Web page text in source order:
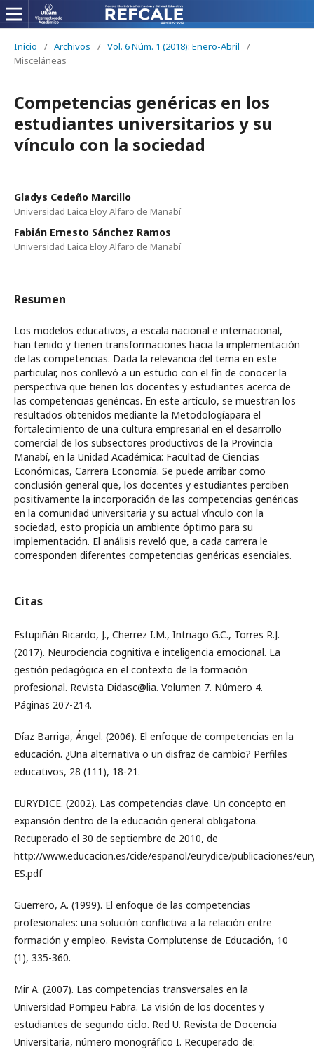
Inicio / Archivos / Vol. 6 Núm. 1 (2018): Enero-Abril
/
Misceláneas
Competencias genéricas en los
estudiantes universitarios y su
vínculo con la sociedad
Gladys Cedeño Marcillo
Universidad Laica Eloy Alfaro de Manabí
Fabián Ernesto Sánchez Ramos
Universidad Laica Eloy Alfaro de Manabí
Resumen
Los modelos educativos, a escala nacional e internacional,
han tenido y tienen transformaciones hacia la implementación
de las competencias. Dada la relevancia del tema en este
particular, nos conllevó a un estudio con el fin de conocer la
perspectiva que tienen los docentes y estudiantes acerca de
las competencias genéricas. En este artículo, se muestran los
resultados obtenidos mediante la Metodologíapara el
fortalecimiento de una cultura empresarial en el desarrollo
comercial de los subsectores productivos de la Provincia
Manabí, en la Unidad Académica: Facultad de Ciencias
Económicas, Carrera Economía. Se puede arribar como
conclusión general que, los docentes y estudiantes perciben
positivamente la incorporación de las competencias genéricas
en la comunidad universitaria y su actual vínculo con la
sociedad, esto propicia un ambiente óptimo para su
implementación. El análisis reveló que, a cada carrera le
corresponden diferentes competencias genéricas esenciales.
Citas
Estupiñán Ricardo, J., Cherrez I.M., Intriago G.C., Torres R.J.
(2017). Neurociencia cognitiva e inteligencia emocional. La
gestión pedagógica en el contexto de la formación
profesional. Revista Didasc@lia. Volumen 7. Número 4.
Páginas 207-214.
Díaz Barriga, Ángel. (2006). El enfoque de competencias en la
educación. ¿Una alternativa o un disfraz de cambio? Perfiles
educativos, 28 (111), 18-21.
EURYDICE. (2002). Las competencias clave. Un concepto en
expansión dentro de la educación general obligatoria.
Recuperado el 30 de septiembre de 2010, de
http://www.educacion.es/cide/espanol/eurydice/publicaciones/
ES.pdf
Guerrero, A. (1999). El enfoque de las competencias
profesionales: una solución conflictiva a la relación entre
formación y empleo. Revista Complutense de Educación, 10
(1), 335-360.
Mir A. (2007). Las competencias transversales en la
Universidad Pompeu Fabra. La visión de los docentes y
estudiantes de segundo ciclo. Red U. Revista de Docencia
Universitaria, número monográfico I. Recuperado de: